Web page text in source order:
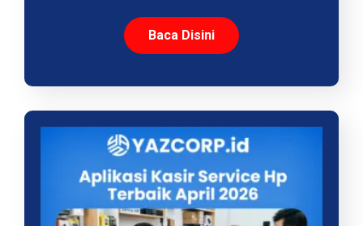
Baca Disini